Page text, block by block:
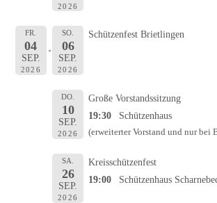
2026
FR.
04
SEP.
2026
SO.
06
SEP.
2026
Schützenfest Brietlingen
DO.
10
SEP.
2026
Große Vorstandssitzung
19:30
Schützenhaus
(erweiterter Vorstand und nur bei
SA.
26
SEP.
2026
Kreisschützenfest
19:00
Schützenhaus